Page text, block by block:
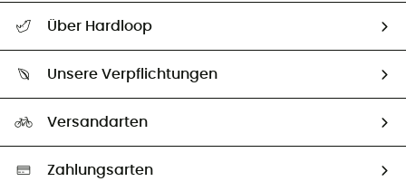
Größentabelle
Über Hardloop
Unsere Botschafter
Unsere Verpflichtungen
Auswahl an nachhaltigen Produkten
Versandarten
Zahlungsarten